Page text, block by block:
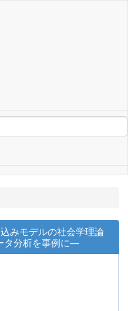
みモデルの社会学理論
タ分析を事例に—